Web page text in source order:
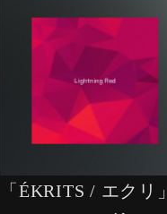
「ÉKRITS / エク